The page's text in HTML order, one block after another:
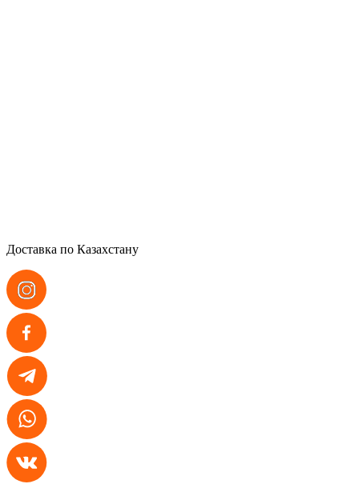
Доставка по Казахстану